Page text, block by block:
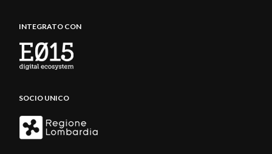
INTEGRATO CON
SOCIO UNICO